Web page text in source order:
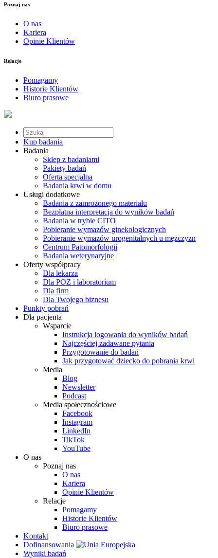
Poznaj nas
O nas
Kariera
Opinie Klientów
Relacje
Pomagamy
Historie Klientów
Biuro prasowe
Kup badania
Badania
Sklep z badaniami
Pakiety badań
Oferta specjalna
Badania krwi w domu
Usługi dodatkowe
Badania z zamrożonego materiału
Bezpłatna interpretacja do wyników badań
Badania w trybie CITO
Pobieranie wymazów ginekologicznych
Pobieranie wymazów urogenitalnych u mężczyzn
Centrum Patomorfologii
Badania weterynaryjne
Oferty współpracy
Dla lekarza
Dla POZ i laboratorium
Dla firm
Dla Twojego biznesu
Punkty pobrań
Dla pacjenta
Wsparcie
Instrukcja logowania do wyników badań
Najczęściej zadawane pytania
Przygotowanie do badań
Jak przygotować dziecko do pobrania krwi
Media
Blog
Newsletter
Podcast
Media społecznościowe
Facebook
Instagram
LinkedIn
TikTok
YouTube
O nas
Poznaj nas
O nas
Kariera
Opinie Klientów
Relacje
Pomagamy
Historie Klientów
Biuro prasowe
Kontakt
Dofinansowania
Wyniki badań